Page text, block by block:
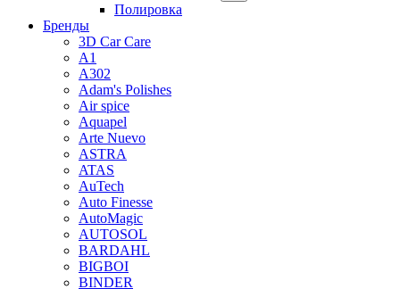
Полировка
Бренды
3D Car Care
A1
A302
Adam's Polishes
Air spice
Aquapel
Arte Nuevo
ASTRA
ATAS
AuTech
Auto Finesse
AutoMagic
AUTOSOL
BARDAHL
BIGBOI
BINDER